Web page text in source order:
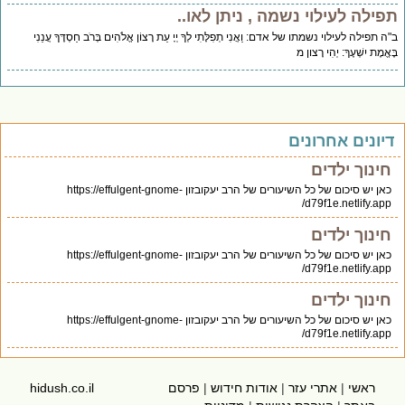
תפילה לעילוי נשמה , ניתן לאו..
ב"ה תפילה לעילוי נשמתו של אדם: וַאֲנִי תְפִלָּתִי לְךָ יְיָ עֵת רָצוֹן אֱלֹהִים בְּרֹב חַסְדֶּךָ עֲנֵנִי
בֶּאֱמֶת יִשְׁעֶךָ: יְהִי רָצון מ
דיונים אחרונים
חינוך ילדים
כאן יש סיכום של כל השיעורים של הרב יעקובזון https://effulgent-gnome-
d79f1e.netlify.app/
חינוך ילדים
כאן יש סיכום של כל השיעורים של הרב יעקובזון https://effulgent-gnome-
d79f1e.netlify.app/
חינוך ילדים
כאן יש סיכום של כל השיעורים של הרב יעקובזון https://effulgent-gnome-
d79f1e.netlify.app/
ראשי | אתרי עזר | אודות חידוש | פרסם
hidush.co.il